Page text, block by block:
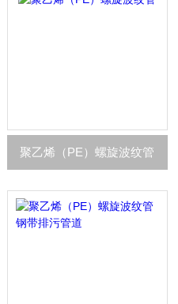
聚乙烯（PE）螺旋波纹管